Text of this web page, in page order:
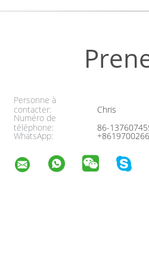
Personne à
contacter:
Chris
Numéro de
téléphone:
86-
WhatsApp: